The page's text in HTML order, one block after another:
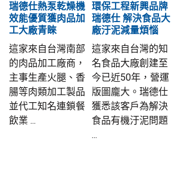
瑞德仕熱泵乾燥機
效能優質獲肉品加
工大廠青睞
這家來自台灣南部
的肉品加工廠商，
主事生產火腿、香
腸等肉類加工製品
並代工知名連鎖餐
飲業 ...
環保工程新興品牌
瑞德仕 解決食品大
廠汙泥減量煩惱
這家來自台灣的知
名食品大廠創建至
今已近50年，營運
版圖龐大。瑞德仕
獲悉該客戶為解決
食品有機汙泥問題
...